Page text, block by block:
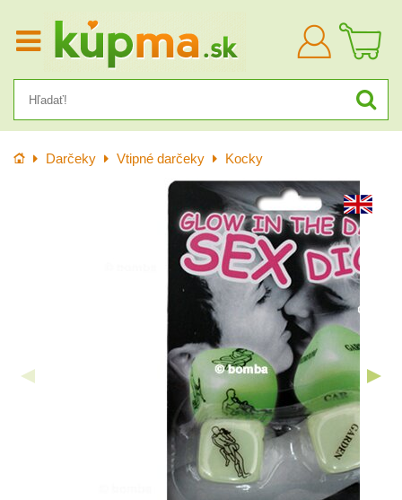
Prihlásiť
sa
Úvod Darčeky Vtipné darčeky Kocky